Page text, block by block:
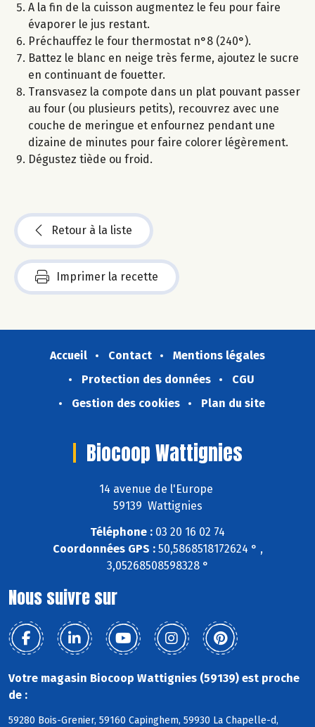
A la fin de la cuisson augmentez le feu pour faire
évaporer le jus restant.
Préchauffez le four thermostat n°8 (240°).
Battez le blanc en neige très ferme, ajoutez le sucre
en continuant de fouetter.
Transvasez la compote dans un plat pouvant passer
au four (ou plusieurs petits), recouvrez avec une
couche de meringue et enfournez pendant une
dizaine de minutes pour faire colorer légèrement.
Dégustez tiède ou froid.
Retour à la liste
Imprimer la recette
Accueil Contact
Mentions légales
Protection des données
CGU
Gestion des cookies
Plan du site
Biocoop Wattignies
14 avenue de l'Europe
59139 Wattignies
Téléphone : 03 20 16 02 74
Coordonnées GPS :50,5868518172624 ° ,
3,05268508598328 °
Nous suivre sur
Votre magasin Biocoop Wattignies (59139) est proche
de :
59280 Bois-Grenier, 59160 Capinghem, 59930 La Chapelle-d,